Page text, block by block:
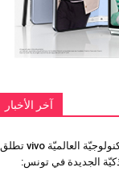
آخر الأخبار
العلامة التّكنولوجيّة العالميّة vivo تطلق
الجديدة في تونس: